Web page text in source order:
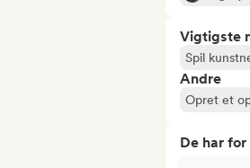
Vigtigste
Spil
Andre
Opret et
De har